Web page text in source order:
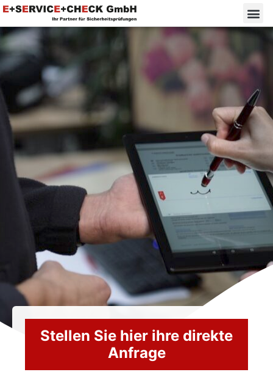
Stellen Sie hier ihre direkte
Anfrage